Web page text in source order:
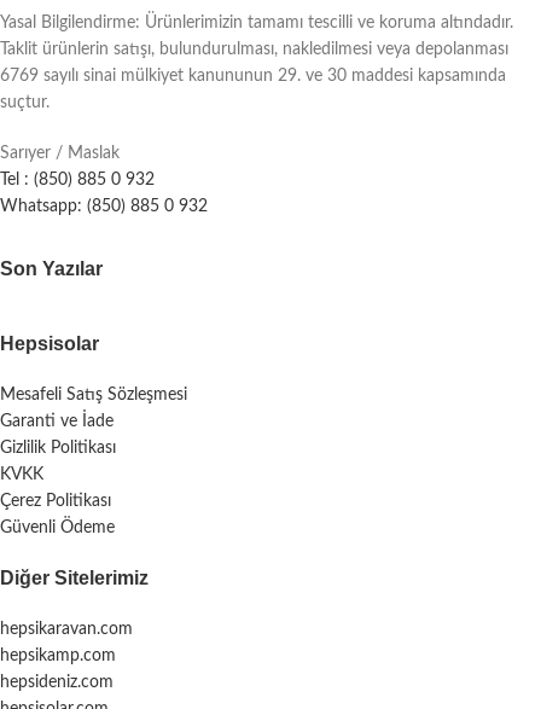
Yasal Bilgilendirme: Ürünlerimizin tamamı tescilli ve koruma altındadır.
Taklit ürünlerin satışı, bulundurulması, nakledilmesi veya depolanması
6769 sayılı sinai mülkiyet kanununun 29. ve 30 maddesi kapsamında
suçtur.
Sarıyer / Maslak
Tel : (850) 885 0 932
Whatsapp: (850) 885 0 932
Son Yazılar
Hepsisolar
Mesafeli Satış Sözleşmesi
Garanti ve İade
Gizlilik Politikası
KVKK
Çerez Politikası
Güvenli Ödeme
Diğer Sitelerimiz
hepsikaravan.com
hepsikamp.com
hepsideniz.com